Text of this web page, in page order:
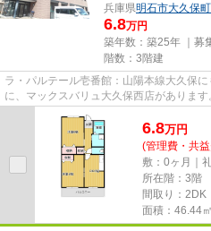
兵庫県明石市大久保
6.8万円
築年数：築25年 ｜募
階数：3階建
ラ・パルテール壱番館：山陽本線大久保
に、マックスバリュ大久保西店がありま
6.8万円
(管理費・共
敷：0ヶ月｜
所在階：3階
間取り：2DK
面積：46.44㎡